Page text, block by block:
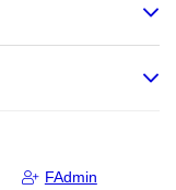
FAdmin